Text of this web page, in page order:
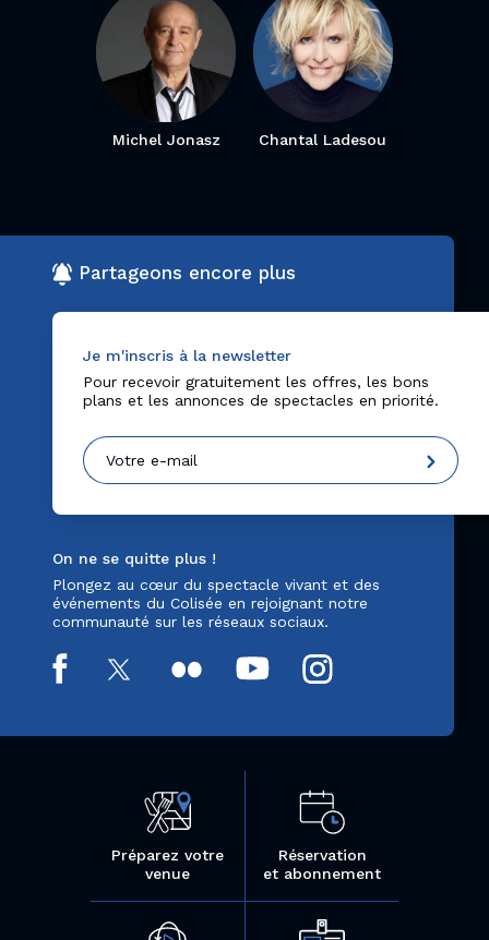
Michel Jonasz Chantal Ladesou
Partageons encore plus
Je m'inscris à la newsletter
Pour recevoir gratuitement les offres, les bons
plans et les annonces de spectacles en priorité.
On ne se quitte plus !
Plongez au cœur du spectacle vivant et des
événements du Colisée en rejoignant notre
communauté sur les réseaux sociaux.
Préparez votre
venue
Réservation
et abonnement